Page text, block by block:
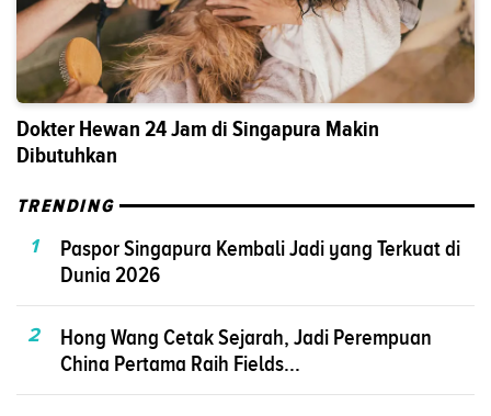
Dokter Hewan 24 Jam di Singapura Makin
Dibutuhkan
TRENDING
1
Paspor Singapura Kembali Jadi yang Terkuat di
Dunia 2026
2
Hong Wang Cetak Sejarah, Jadi Perempuan
China Pertama Raih Fields...